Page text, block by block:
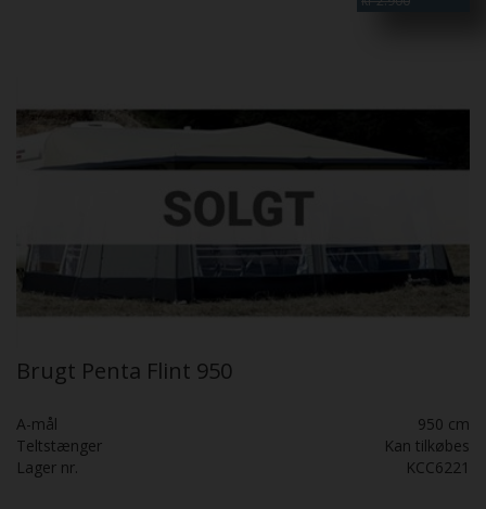
Brugt Penta Flint 950
A-mål
950 cm
Teltstænger
Kan tilkøbes
Lager nr.
KCC6221